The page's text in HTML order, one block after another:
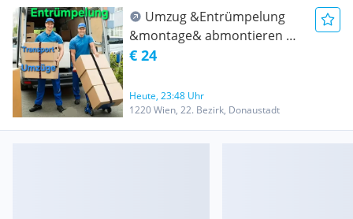
Umzug &Entrümpelung
&montage& abmontieren &
Transport Wien und ganz
€ 24
Heute, 23:48 Uhr
1220 Wien, 22. Bezirk, Donaustadt